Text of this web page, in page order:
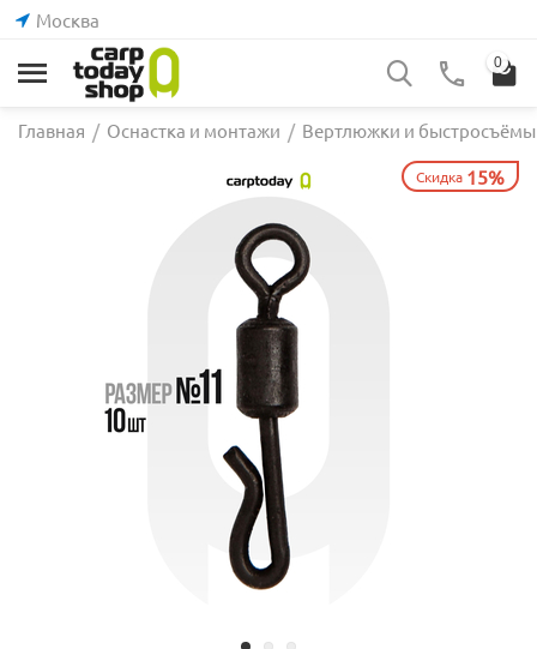
Москва
0
Главная / Оснастка и монтажи / Вертлюжки и быстросъёмы
Скидка 15%